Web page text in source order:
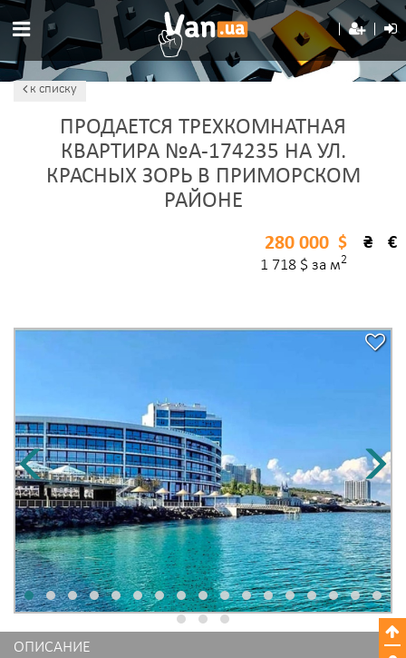
к списку
ПРОДАЕТСЯ ТРЕХКОМНАТНАЯ
КВАРТИРА №A-174235 НА УЛ.
КРАСНЫХ ЗОРЬ В ПРИМОРСКОМ
РАЙОНЕ
$ ₴ €
280 000
1 718 $ за м2
ОПИСАНИЕ